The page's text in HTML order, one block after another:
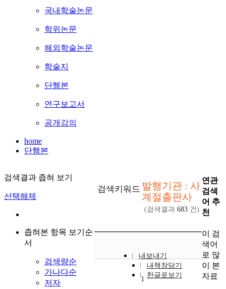
국내학술논문
학위논문
해외학술논문
학술지
단행본
연구보고서
공개강의
home
단행본
검색결과 좁혀 보기
선택해제
좁혀본 항목 보기순
서
검색량순
가나다순
저자
검색키워드 발행기관 : 사
계절출판사
(검색결과 683 건)
내보내기
내책장담기
한글로보기
1
연관
검색
어 추
천
이 검
색어
로 많
이 본
자료